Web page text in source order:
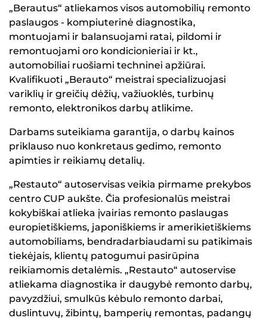
„Berautus“ atliekamos visos automobilių remonto
paslaugos - kompiuterinė diagnostika,
montuojami ir balansuojami ratai, pildomi ir
remontuojami oro kondicionieriai ir kt.,
automobiliai ruošiami techninei apžiūrai.
Kvalifikuoti „Berauto“ meistrai specializuojasi
variklių ir greičių dėžių, važiuoklės, turbinų
remonto, elektronikos darbų atlikime.
Darbams suteikiama garantija, o darbų kainos
priklauso nuo konkretaus gedimo, remonto
apimties ir reikiamų detalių.
„Restauto“ autoservisas veikia pirmame prekybos
centro CUP aukšte. Čia profesionalūs meistrai
kokybiškai atlieka įvairias remonto paslaugas
europietiškiems, japoniškiems ir amerikietiškiems
automobiliams, bendradarbiaudami su patikimais
tiekėjais, klientų patogumui pasirūpina
reikiamomis detalėmis. „Restauto“ autoservise
atliekama diagnostika ir daugybė remonto darbų,
pavyzdžiui, smulkūs kėbulo remonto darbai,
duslintuvų, žibintų, bamperių remontas, padangų